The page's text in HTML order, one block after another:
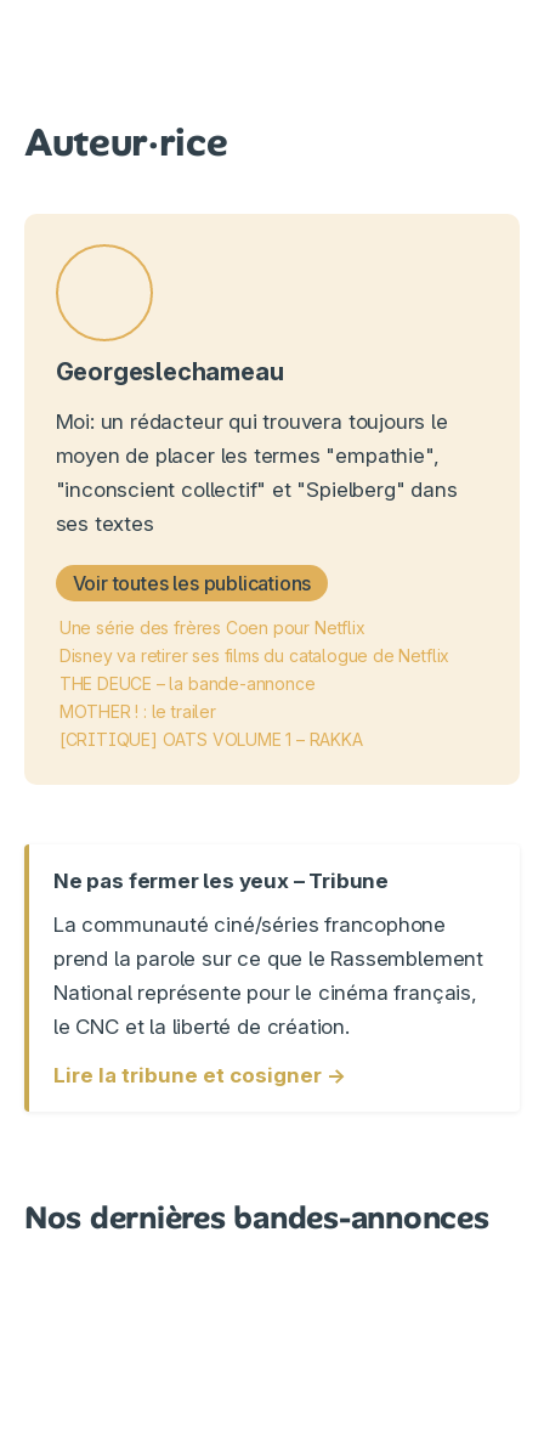
Auteur·rice
Georgeslechameau
Moi: un rédacteur qui trouvera toujours le
moyen de placer les termes "empathie",
"inconscient collectif" et "Spielberg" dans
ses textes
Voir toutes les publications
Une série des frères Coen pour Netflix
Disney va retirer ses films du catalogue de Netflix
THE DEUCE – la bande-annonce
MOTHER ! : le trailer
[CRITIQUE] OATS VOLUME 1 – RAKKA
Ne pas fermer les yeux – Tribune
La communauté ciné/séries francophone
prend la parole sur ce que le Rassemblement
National représente pour le cinéma français,
le CNC et la liberté de création.
Lire la tribune et cosigner →
Nos dernières bandes-annonces